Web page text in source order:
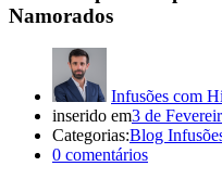
Namorados
Infusões com
inserido em3 de
Categorias:Blog
0 comentários